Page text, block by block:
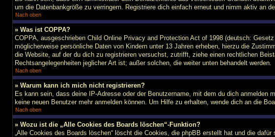
um die Datenbankgröße zu verringern. Registriere dich einfach erneut und nimm aktiv an
Nach oben
» Was ist COPPA?
COPPA, ausgeschrieben Child Online Privacy and Protection Act of 1998 (deutsch:
möglicherweise persönliche Daten von Kindern unter 13 Jahren erheben, hierzu die
die Website, auf der du dich zu registrieren versuchst, zutrifft, ziehe einen rechtlichen
Rechtsangelegenheiten jeglicher Art ist; außer solchen, die weiter unten behandelt werden.
Nach oben
» Warum kann ich mich nicht registrieren?
Es kann sein, dass deine IP-Adresse oder der Benutzername, mit dem du dich
keine neuen Benutzer mehr anmelden können. Um Hilfe zu erhalten, wende dich an die
Nach oben
» Wozu ist die „Alle Cookies des Boards löschen“-Funktion?
„Alle Cookies des Boards löschen“ löscht die Cookies, die phpBB erstellt hat und die